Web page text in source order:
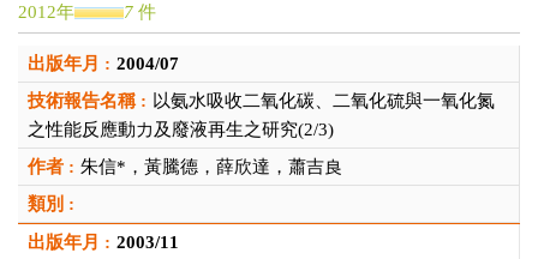
2012年
7件
2011年 1件
2010年 1件
2009年
2件
2007年
2 件
2006年 1件
2005年
2件
2004年
2003年
2 件
2004/07
以氨水吸收二氧化碳、二氧化硫與一氧化氮
之性能反應動力及廢液再生之研究(2/3)
朱信*，黃騰德，薛欣達，蕭吉良
2003/11